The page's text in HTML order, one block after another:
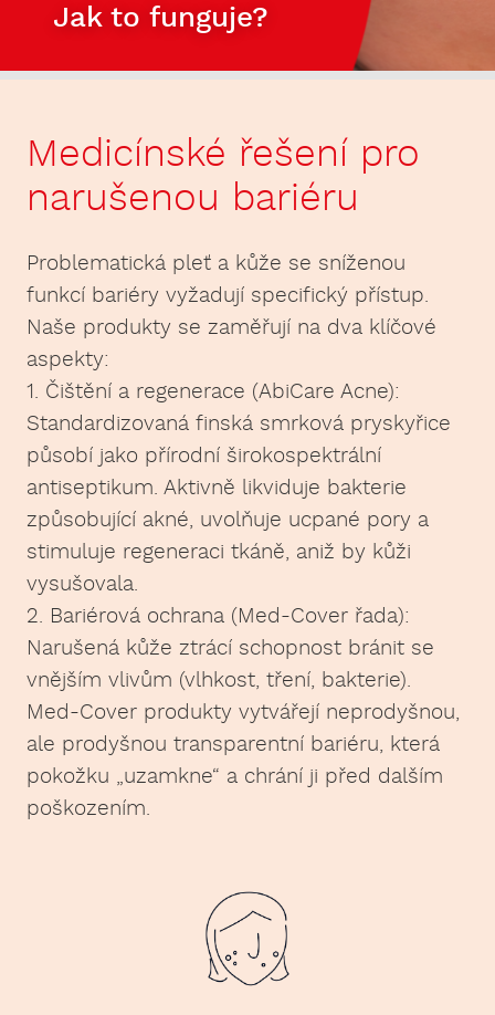
Jak to funguje?
Medicínské řešení pro
narušenou bariéru
Problematická pleť a kůže se sníženou
funkcí bariéry vyžadují specifický přístup.
Naše produkty se zaměřují na dva klíčové
aspekty:
1. Čištění a regenerace (AbiCare Acne):
Standardizovaná finská smrková pryskyřice
působí jako přírodní širokospektrální
antiseptikum. Aktivně likviduje bakterie
způsobující akné, uvolňuje ucpané pory a
stimuluje regeneraci tkáně, aniž by kůži
vysušovala.
2. Bariérová ochrana (Med-Cover řada):
Narušená kůže ztrácí schopnost bránit se
vnějším vlivům (vlhkost, tření, bakterie).
Med-Cover produkty vytvářejí neprodyšnou,
ale prodyšnou transparentní bariéru, která
pokožku „uzamkne“ a chrání ji před dalším
poškozením.